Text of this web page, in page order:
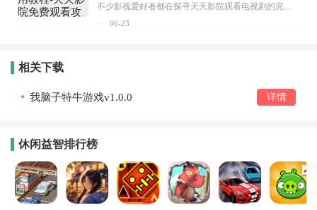
不少影视爱好者都在探寻天天影院观看电视剧的完整方法，结合最新平台使用规则，本篇新手入门攻略全面讲解观看渠道、检索流程、播放设置以及画面模式调整等实用内容。全文适配手机、电脑等主流设备，步骤简洁易懂，无论是初次使用的新手，还是想要优化观影体验的用户，都能参照内容快速上手，熟练掌握平台各项操作技巧，轻松畅享影视内容。...
06-23
相关下载
我脑子特牛游戏v1.0.0 详情
休闲益智排行榜